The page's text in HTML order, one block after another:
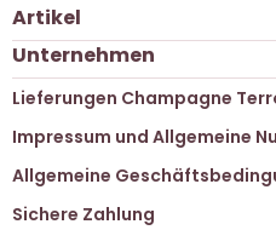
Artikel
Unternehmen
Lieferungen Champagne
Impressum und Allgemeine
Allgemeine
Sichere Zahlung